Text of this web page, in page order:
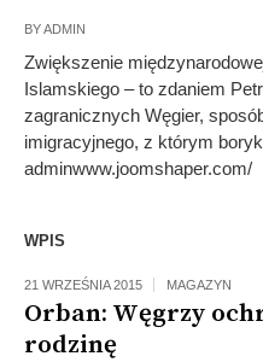
BYADMIN
Zwiększenie
Islamskiego – to zdaniem
zagranicznych Węgier,
imigracyjnego, z którym
adminwww.joomshaper.com/
WPIS
21 WRZEŚNIA 2015 MAGAZYN
Orban: Węgrzy
rodzinę